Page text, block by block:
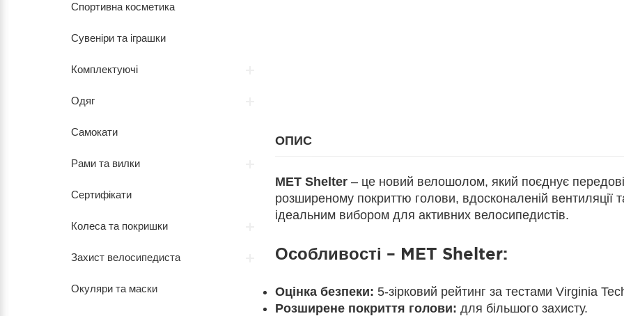
ОПИС
MET Shelter– це новий велошолом, який поєднує передові
розширеному покриттю голови, вдосконаленій вентиляції
ідеальним вибором для активних велосипедистів.
Особливості – MET Shelter:
Оцінка безпеки: 5-зірковий рейтинг за тестами Virginia
Розширене покриття голови: для більшого захисту.
Спортивна косметика
Сувеніри та іграшки
Комплектуючі
Одяг
Самокати
Рами та вилки
Сертифікати
Колеса та покришки
Захист велосипедиста
Окуляри та маски